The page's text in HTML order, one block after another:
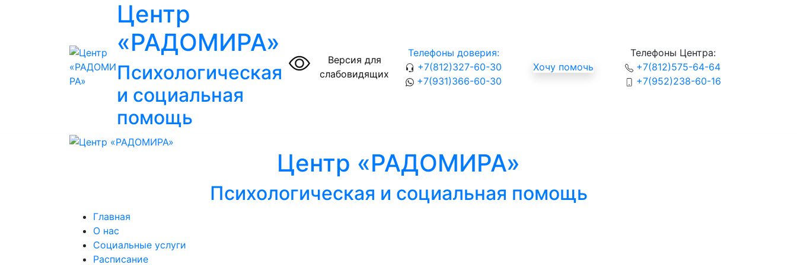
Центр
«РАДОМИРА»
Психологическая
и социальная
помощь
Версия для
слабовидящих
Телефоны доверия:
+7(812)327-60-30
+7(931)366-60-30
Хочу помочь
Телефоны Центра:
+7(812)575-64-64
+7(952)238-60-16
Центр «РАДОМИРА»
Психологическая и социальная помощь
Главная
О нас
Социальные услуги
Расписание